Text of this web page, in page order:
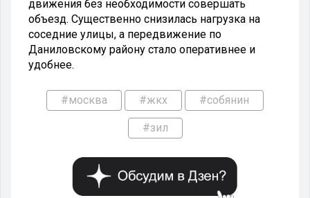
движения без необходимости совершать
объезд. Существенно снизилась нагрузка на
соседние улицы, а передвижение по
Даниловскому району стало оперативнее и
удобнее.
#москва #жкх #собянин
#зил